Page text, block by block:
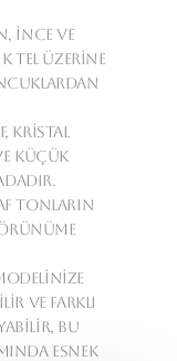
ince ve
tel üzerine
kristal
küçük
tonların
ve farklı
bu
esnek